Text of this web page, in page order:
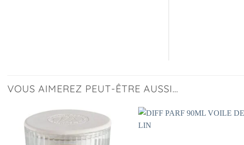
VOUS AIMEREZ PEUT-ÊTRE AUSSI…
Ajouter
à la